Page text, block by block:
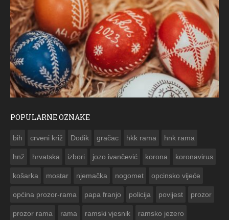
POPULARNE OZNAKE
bih crveni križ Dodik gračac hkk rama hnk rama
hnž hrvatska izbori jozo ivančević korona koronavirus
košarka mostar njemačka nogomet opcinsko vijeće
općina prozor-rama papa franjo policija povijest prozor
prozor rama rama ramski vjesnik ramsko jezero